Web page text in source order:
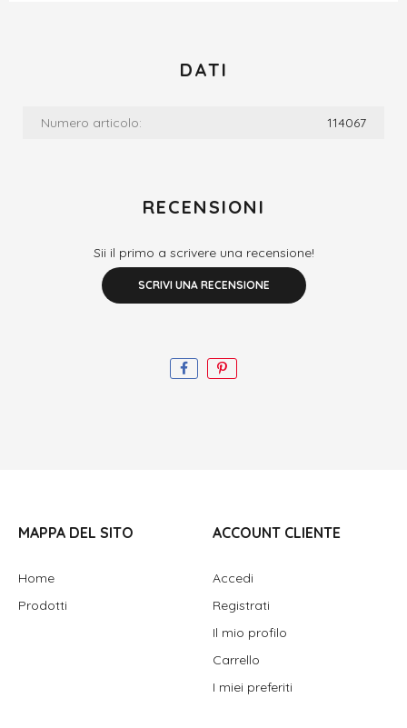
DATI
Numero articolo: 114067
RECENSIONI
Sii il primo a scrivere una recensione!
SCRIVI UNA RECENSIONE
MAPPA DEL SITO
Home
Prodotti
ACCOUNT CLIENTE
Accedi
Registrati
Il mio profilo
Carrello
I miei preferiti